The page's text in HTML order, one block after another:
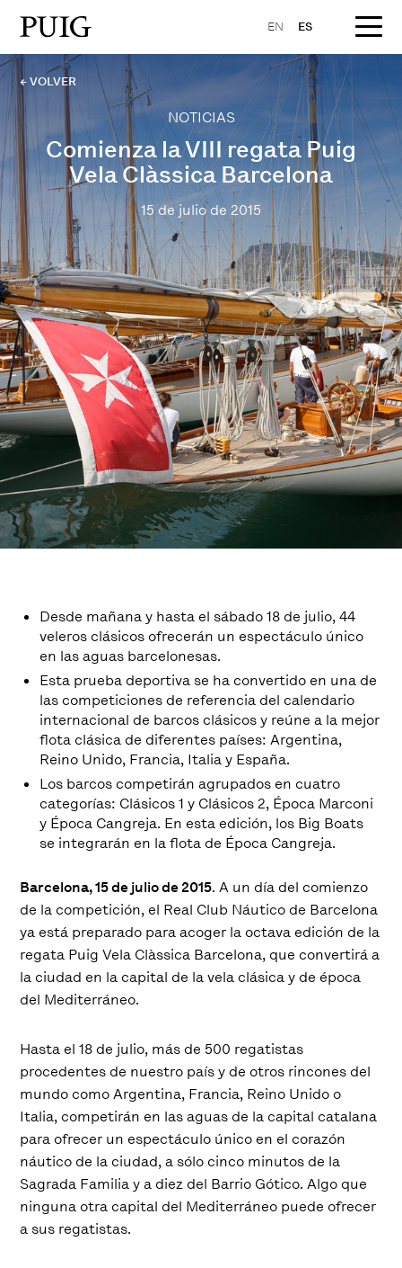
EN ES
← VOLVER
NOTICIAS
Comienza la VIII regata Puig
Vela Clàssica Barcelona
15 de julio de 2015
Desde mañana y hasta el sábado 18 de julio, 44
veleros clásicos ofrecerán un espectáculo único
en las aguas barcelonesas.
Esta prueba deportiva se ha convertido en una de
las competiciones de referencia del calendario
internacional de barcos clásicos y reúne a la mejor
flota clásica de diferentes países: Argentina,
Reino Unido, Francia, Italia y España.
Los barcos competirán agrupados en cuatro
categorías: Clásicos 1 y Clásicos 2, Época Marconi
y Época Cangreja. En esta edición, los Big Boats
se integrarán en la flota de Época Cangreja.
Barcelona, 15 de julio de 2015. A un día del comienzo
de la competición, el Real Club Náutico de Barcelona
ya está preparado para acoger la octava edición de la
regata Puig Vela Clàssica Barcelona, que convertirá a
la ciudad en la capital de la vela clásica y de época
del Mediterráneo.
Hasta el 18 de julio, más de 500 regatistas
procedentes de nuestro país y de otros rincones del
mundo como Argentina, Francia, Reino Unido o
Italia, competirán en las aguas de la capital catalana
para ofrecer un espectáculo único en el corazón
náutico de la ciudad, a sólo cinco minutos de la
Sagrada Familia y a diez del Barrio Gótico. Algo que
ninguna otra capital del Mediterráneo puede ofrecer
a sus regatistas.